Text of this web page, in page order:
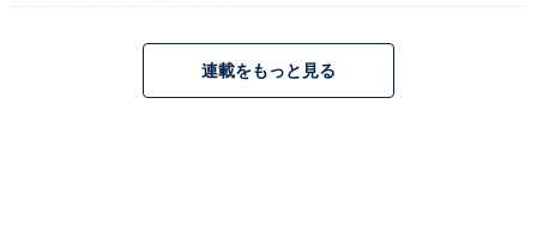
連載をもっと見る